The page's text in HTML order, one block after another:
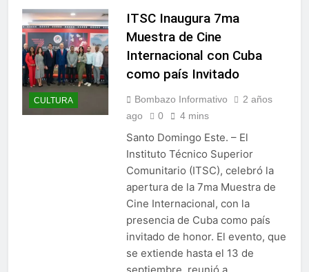
CULTURA
ITSC Inaugura 7ma
Muestra de Cine
Internacional con Cuba
como país Invitado
Bombazo Informativo
2 años
ago
0 4 mins
Santo Domingo Este. – El
Instituto Técnico Superior
Comunitario (ITSC), celebró la
apertura de la 7ma Muestra de
Cine Internacional, con la
presencia de Cuba como país
invitado de honor. El evento, que
se extiende hasta el 13 de